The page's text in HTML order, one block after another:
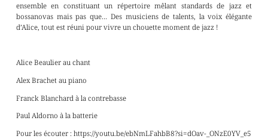
ensemble en constituant un répertoire mêlant standards de jazz et
bossanovas mais pas que… Des musiciens de talents, la voix élégante
d’Alice, tout est réuni pour vivre un chouette moment de jazz !
Alice Beaulier au chant
Alex Brachet au piano
Franck Blanchard à la contrebasse
Paul Aldorno à la batterie
Pour les écouter : https://youtu.be/ebNmLFahbB8?si=dOav-_ONzE0YV_e5